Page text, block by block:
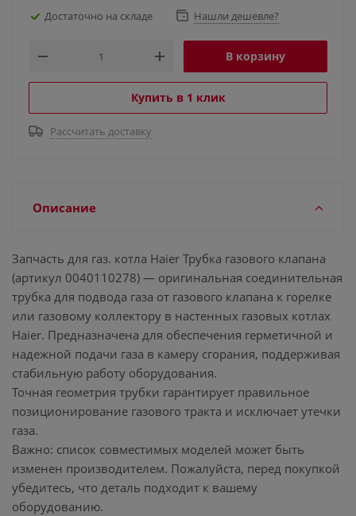
Достаточно на складе Нашли дешевле?
В корзину
Купить в 1 клик
Рассчитать доставку
Описание
Запчасть для газ. котла Haier Трубка газового клапана
(артикул 0040110278) — оригинальная соединительная
трубка для подвода газа от газового клапана к горелке
или газовому коллектору в настенных газовых котлах
Haier. Предназначена для обеспечения герметичной и
надежной подачи газа в камеру сгорания, поддерживая
стабильную работу оборудования.
Точная геометрия трубки гарантирует правильное
позиционирование газового тракта и исключает утечки
газа.
Важно: список совместимых моделей может быть
изменен производителем. Пожалуйста, перед покупкой
убедитесь, что деталь подходит к вашему
оборудованию.